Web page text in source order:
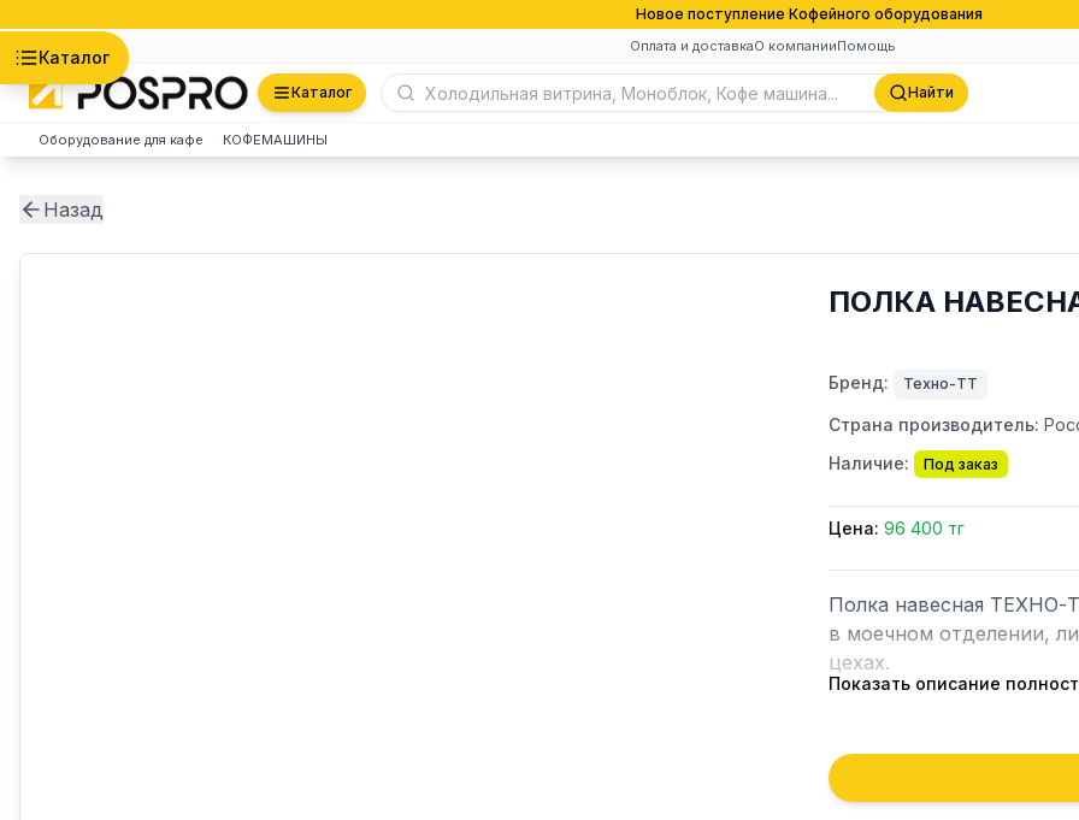
Новое поступление Кофейного оборудования
Оплата и доставкаО компанииПомощь
Каталог
Каталог Найти
Оборудование для кафе КОФЕМАШИНЫ
Назад
ПОЛКА
Бренд: Техно-ТТ
Страна производитель:
Наличие:
Под заказ
Цена: 96 400 тг
Полка навесная ТЕХНО-
в моечном отделении,
цехах.
кронштейнов.
полки. Полки
Возможно размещение
Показать описание